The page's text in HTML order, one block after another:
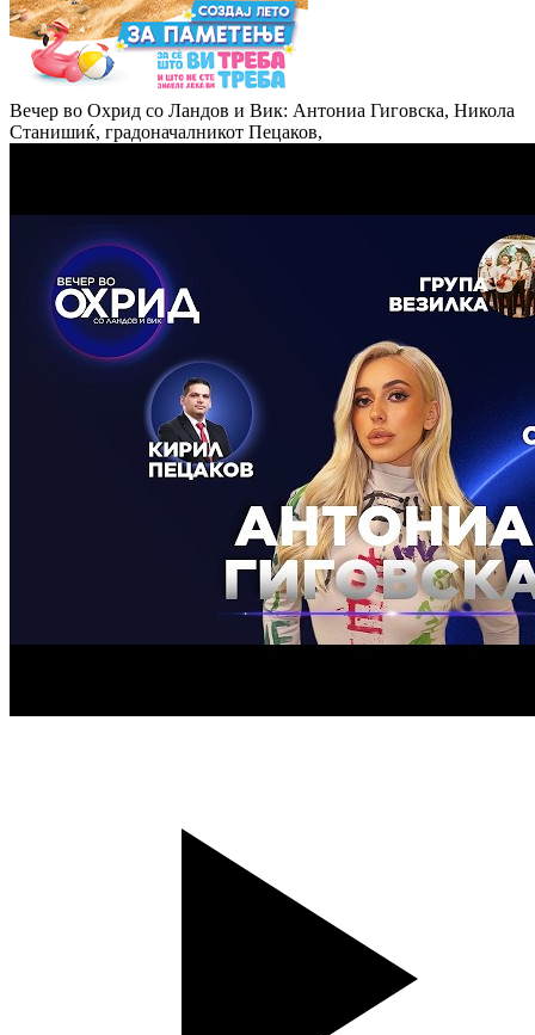
Вечер во Охрид со Ландов и Вик: Антониа Гиговска, Никола
Станишиќ, градоначалникот Пецаков,